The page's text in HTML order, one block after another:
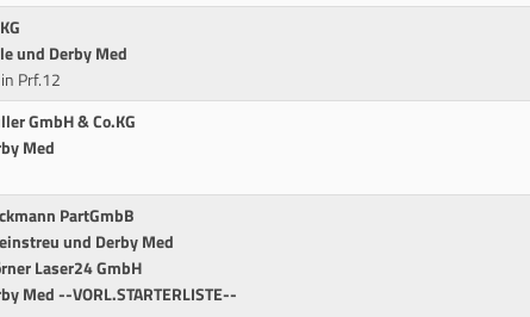
und Derby Med
Prf.12
GmbH & Co.KG
Med
PartGmbB
und Derby Med
Laser24 GmbH
Med --VORL.STARTERLISTE--